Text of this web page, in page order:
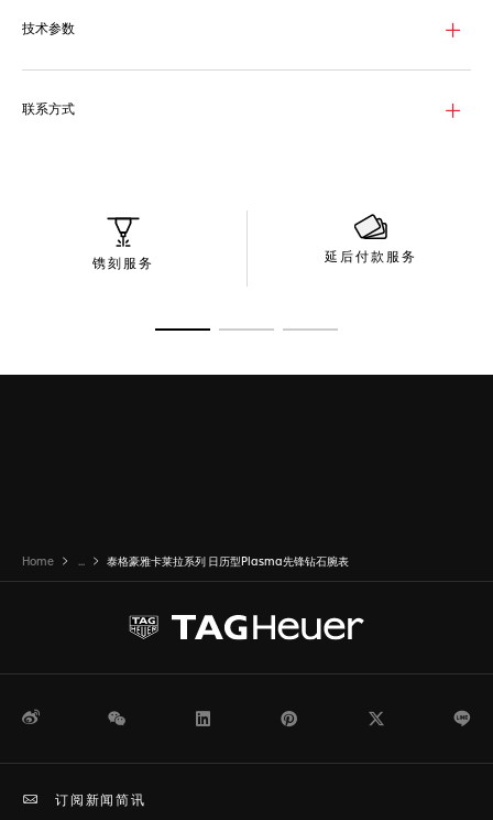
中，促使晶体生长。这些独特的实验室培育钻石一经形成，便经过
激光切割与抛光，呈现出天然钻石难以企及的纹理与色调，为表盘
多晶体实验室培育钻石表盘（2.9克拉）熠熠生辉，周围环绕12颗
长方形切割实验室培育钻石（0.5克拉）作为时标。表冠上镶嵌一
存，透过蓝宝石表背清晰可见。搭配高端黑色鳄鱼皮表带，这款腕
表尽显精致格调与超卓性能。
技术参数
联系方式
镌刻服务 延后付款服务
Home ... 泰格豪雅卡莱拉系列 日历型Plasma先锋钻石腕表
微博 WeChat Pinterest
订阅新闻简讯